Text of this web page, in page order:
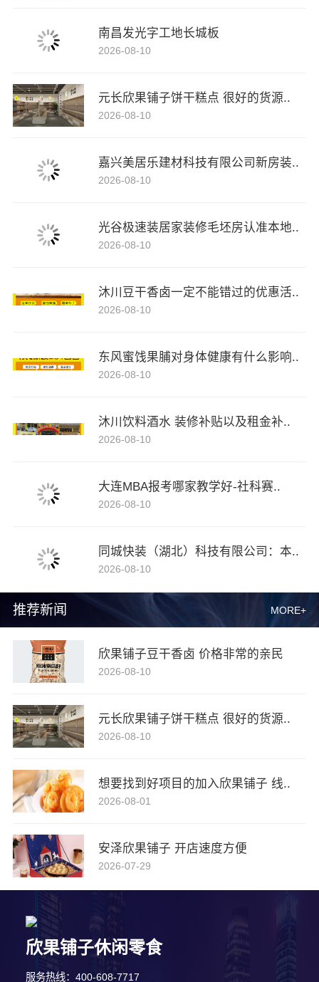
推荐新闻 MORE+
欣果铺子豆干香卤 价格非常的亲民
2026-08-10
元长欣果铺子饼干糕点 很好的货源..
2026-08-10
想要找到好项目的加入欣果铺子 线..
2026-08-01
安泽欣果铺子 开店速度方便
2026-07-29
南昌发光字工地长城板
2026-08-10
元长欣果铺子饼干糕点 很好的货源..
2026-08-10
嘉兴美居乐建材科技有限公司新房装..
2026-08-10
光谷极速装居家装修毛坯房认准本地..
2026-08-10
沐川豆干香卤一定不能错过的优惠活..
2026-08-10
东风蜜饯果脯对身体健康有什么影响..
2026-08-10
沐川饮料酒水 装修补贴以及租金补..
2026-08-10
大连MBA报考哪家教学好-社科赛..
2026-08-10
同城快装（湖北）科技有限公司：本..
2026-08-10
欣果铺子休闲零食
服务热线：400-608-7717
4分钟前 顾小姐 正在咨询